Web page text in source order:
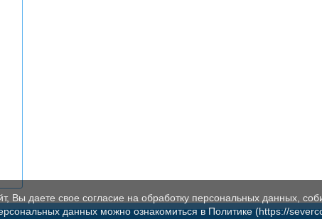
Вы даете свое согласие на обработку персональных данных,
данных можно ознакомиться в Политике (https://